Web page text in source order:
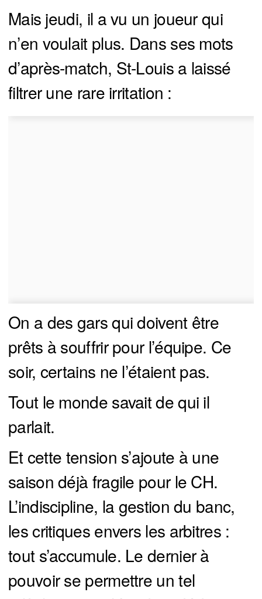
Mais jeudi, il a vu un joueur qui
n’en voulait plus. Dans ses mots
d’après-match, St-Louis a laissé
filtrer une rare irritation :
On a des gars qui doivent être
prêts à souffrir pour l’équipe. Ce
soir, certains ne l’étaient pas.
Tout le monde savait de qui il
parlait.
Et cette tension s’ajoute à une
saison déjà fragile pour le CH.
L’indiscipline, la gestion du banc,
les critiques envers les arbitres :
tout s’accumule. Le dernier à
pouvoir se permettre un tel